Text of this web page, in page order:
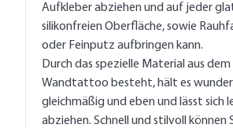
Aufkleber abziehen und auf jeder
silikonfreien Oberfläche, sowie
oder Feinputz aufbringen kann.
Durch das spezielle Material aus dem
Wandtattoo besteht, hält es
gleichmäßig und eben und lässt sich
abziehen. Schnell und stilvoll können